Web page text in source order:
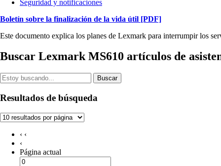
Seguridad y notificaciones
Boletín sobre la finalización de la vida útil [PDF]
Este documento explica los planes de Lexmark para interrumpir los
Buscar Lexmark MS610 artículos de
Buscar
Resultados de búsqueda
‹ ‹
‹
Página actual